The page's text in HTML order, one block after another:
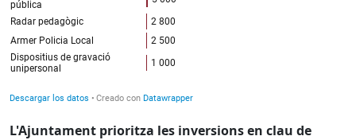
L'Ajuntament prioritza les inversions en clau de